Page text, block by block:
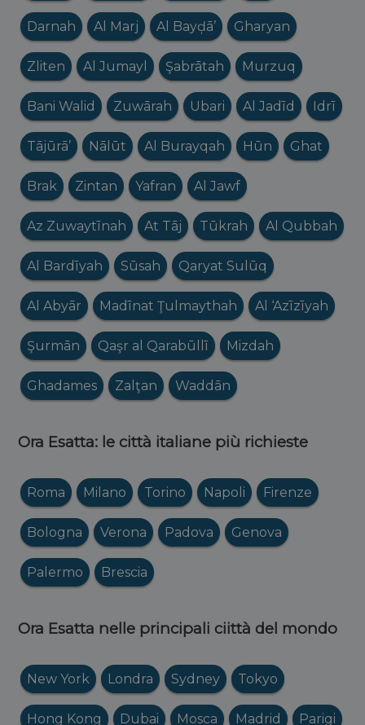
Darnah Al Marj Al Bayḑā’ Gharyan
Zliten Al Jumayl Şabrātah Murzuq
Bani Walid Zuwārah Ubari Al Jadīd Idrī
Tājūrā’ Nālūt Al Burayqah Hūn Ghat
Brak Zintan Yafran Al Jawf
Az Zuwaytīnah At Tāj Tūkrah Al Qubbah
Al Bardīyah Sūsah Qaryat Sulūq
Al Abyār Madīnat Ţulmaythah Al ‘Azīzīyah
Şurmān Qaşr al Qarabūllī Mizdah
Ghadames Zalţan Waddān
Ora Esatta: le città italiane più richieste
Roma Milano Torino Napoli Firenze
Bologna Verona Padova Genova
Palermo Brescia
Ora Esatta nelle principali ciittà del mondo
New York Londra Sydney Tokyo
Hong Kong Dubai Mosca Madrid Parigi